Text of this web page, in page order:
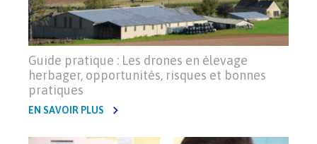
Guide pratique : Les drones en élevage
herbager, opportunités, risques et bonnes
pratiques
EN SAVOIR PLUS